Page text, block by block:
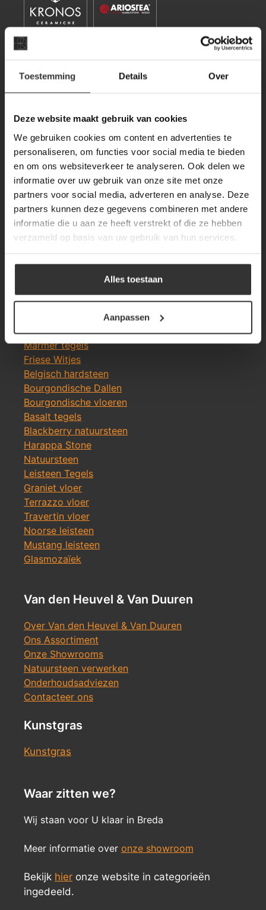
Toestemming Details Over
Deze website maakt gebruik van cookies
We gebruiken cookies om content en advertenties te
personaliseren, om functies voor social media te bieden
en om ons websiteverkeer te analyseren. Ook delen we
informatie over uw gebruik van onze site met onze
partners voor social media, adverteren en analyse. Deze
partners kunnen deze gegevens combineren met andere
informatie die u aan ze heeft verstrekt of die ze hebben
verzameld op basis van uw gebruik van hun services.
Alles toestaan
Aanpassen
Merken Keramiek Terrastegels
Merken Glasmozaïek
Natuursteen vloeren
Terrastegels
Leisteen terrastegels
Marmer vloer
Marmer tegels
Friese Witjes
Belgisch hardsteen
Bourgondische Dallen
Bourgondische vloeren
Basalt tegels
Blackberry natuursteen
Harappa Stone
Natuursteen
Leisteen Tegels
Graniet vloer
Terrazzo vloer
Travertin vloer
Noorse leisteen
Mustang leisteen
Glasmozaïek
Van den Heuvel & Van Duuren
Over Van den Heuvel & Van Duuren
Ons Assortiment
Onze Showrooms
Natuursteen verwerken
Onderhoudsadviezen
Contacteer ons
Kunstgras
Kunstgras
Waar zitten we?
Wij staan voor U klaar in Breda
Meer informatie over onze showroom
Bekijk hier onze website in categorieën
ingedeeld.